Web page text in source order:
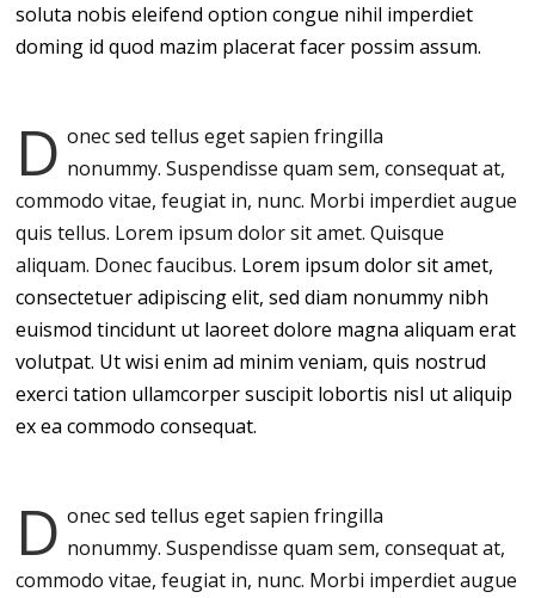
soluta nobis eleifend option congue nihil imperdiet
doming id quod mazim placerat facer possim assum.
D onec sed tellus eget sapien fringilla
nonummy.Suspendisse quam sem, consequat at,
commodo vitae, feugiat in, nunc. Morbi imperdiet augue
quis tellus. Lorem ipsum dolor sit amet. Quisque
aliquam. Donec faucibus. Lorem ipsum dolor sit amet,
consectetuer adipiscing elit, sed diam nonummy nibh
euismod tincidunt ut laoreet dolore magna aliquam erat
volutpat. Ut wisi enim ad minim veniam, quis nostrud
exerci tation ullamcorper suscipit lobortis nisl ut aliquip
ex ea commodo consequat.
D onec sed tellus eget sapien fringilla
nonummy.Suspendisse quam sem, consequat at,
commodo vitae, feugiat in, nunc. Morbi imperdiet augue